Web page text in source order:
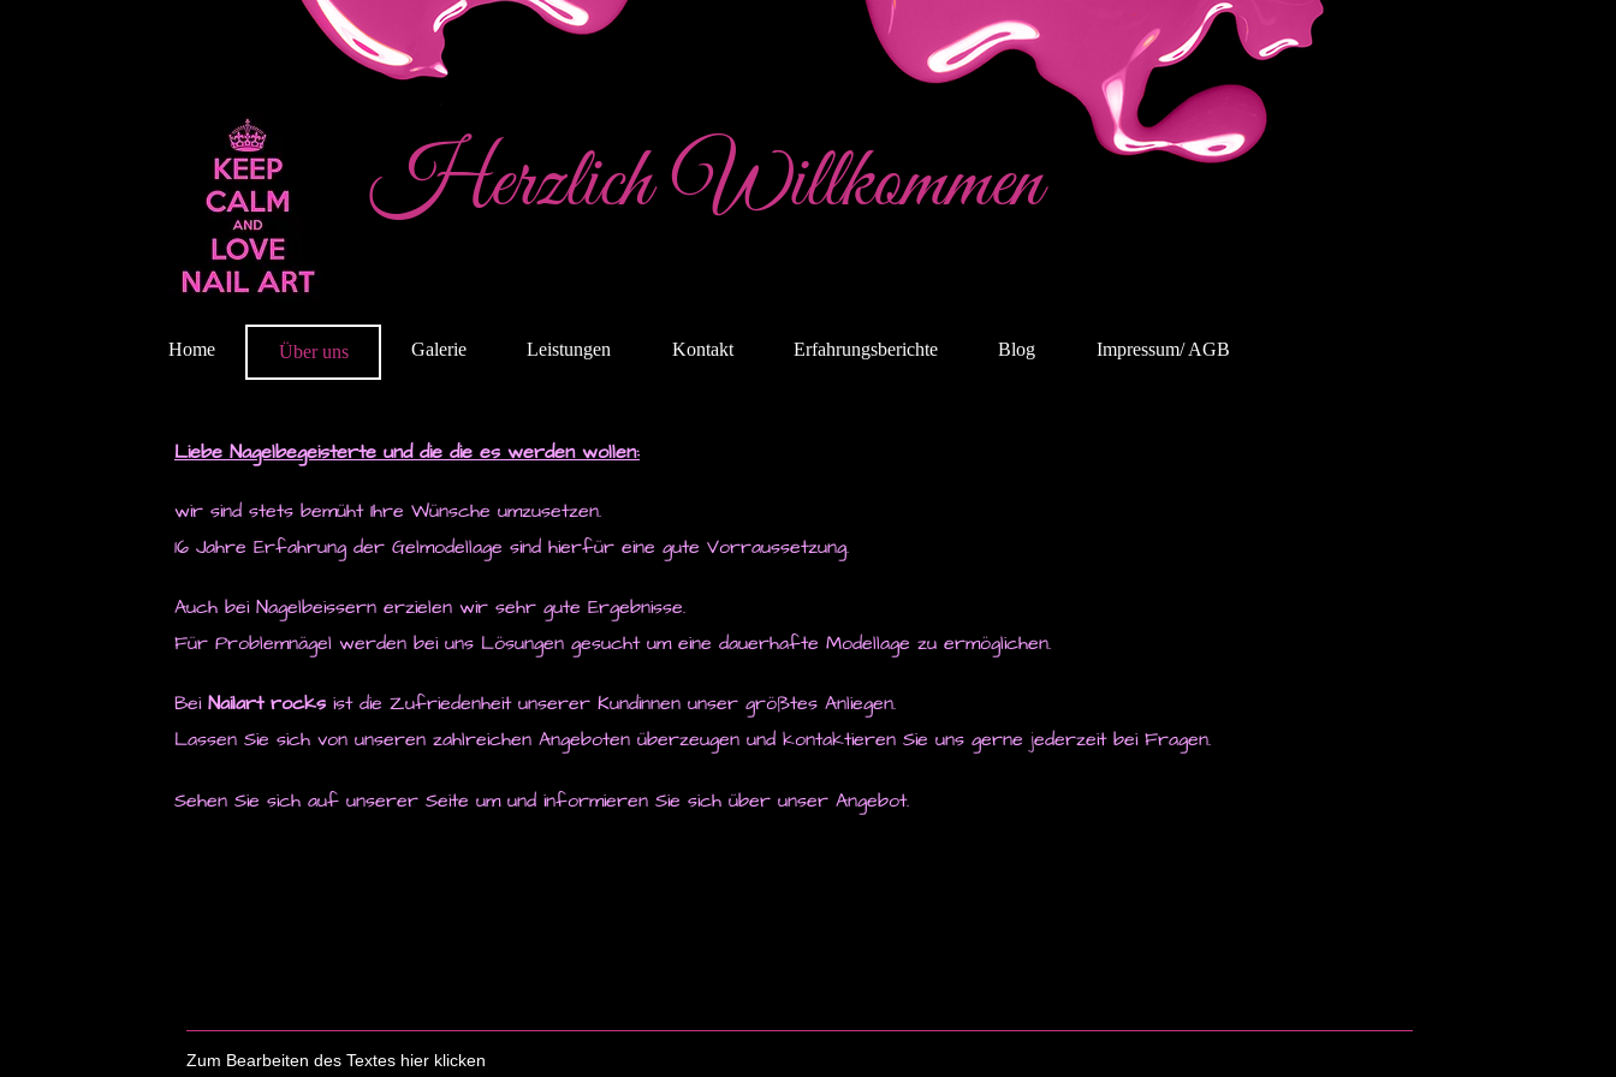
Herzlich Willkommen
Home Über uns Galerie Leistungen Kontakt Erfahrungsberichte Blog Impressum/ AGB
Liebe Nagelbegeisterte und die die es werden wollen:
wir sind stets bemüht Ihre Wünsche umzusetzen.
16 Jahre Erfahrung der Gelmodellage sind hierfür eine gute Vorraussetzung.
Auch bei Nagelbeissern erzielen wir sehr gute Ergebnisse.
Für Problemnägel werden bei uns Lösungen gesucht um eine dauerhafte Modellage zu ermöglichen.
Bei Nailart rocks ist die Zufriedenheit unserer Kundinnen unser größtes Anliegen.
Lassen Sie sich von unseren zahlreichen Angeboten überzeugen und kontaktieren Sie uns gerne jederzeit bei Fragen.
Sehen Sie sich auf unserer Seite um und informieren Sie sich über unser Angebot.
Zum Bearbeiten des Textes hier klicken